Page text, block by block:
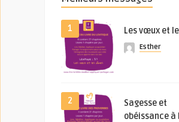
1 Les vœux et
Esther
2
Sagesse et
obéissance à